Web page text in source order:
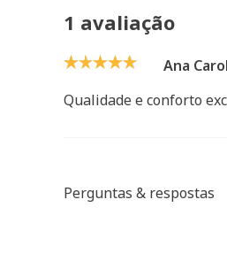
1 avaliação
Ana
Qualidade e conforto
Perguntas & respostas